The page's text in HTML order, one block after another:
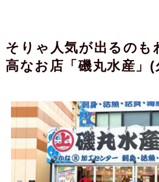
そりゃ人気が出るのも
高なお店「磯丸水産」(